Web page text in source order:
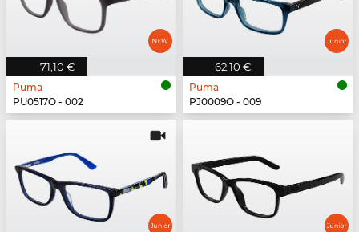
71,10 €
Puma
PU0517O - 002
62,10 €
Puma
PJ0009O - 009